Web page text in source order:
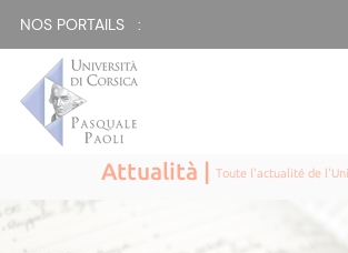
NOS PORTAILS :
Attualità |Toute l'actualité de